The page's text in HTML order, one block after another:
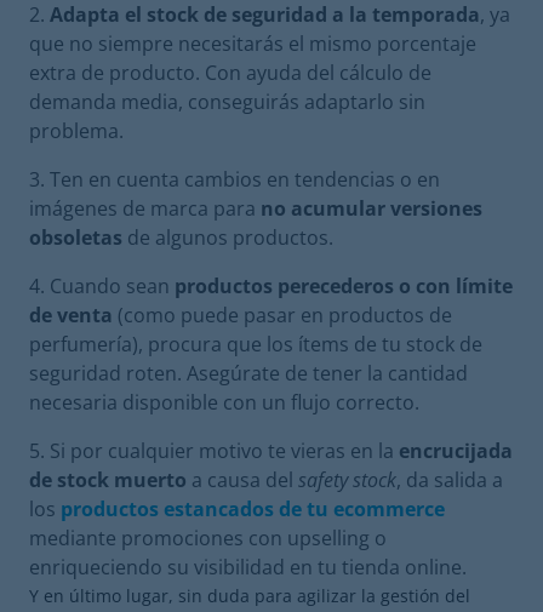
Adapta el stock de seguridad a la temporada, ya
que no siempre necesitarás el mismo porcentaje
extra de producto. Con ayuda del cálculo de
demanda media, conseguirás adaptarlo sin
problema.
Ten en cuenta cambios en tendencias o en
imágenes de marca para no acumular versiones
obsoletas de algunos productos.
Cuando sean productos perecederos o con límite
de venta (como puede pasar en productos de
perfumería), procura que los ítems de tu stock de
seguridad roten. Asegúrate de tener la cantidad
necesaria disponible con un flujo correcto.
Si por cualquier motivo te vieras en la encrucijada
de stock muerto a causa del safety stock, da salida a
los productos estancados de tu ecommerce
mediante promociones con upselling o
enriqueciendo su visibilidad en tu tienda online.
Y en último lugar, sin duda para agilizar la gestión del